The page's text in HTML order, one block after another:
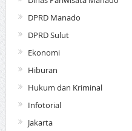
DPRD Manado
DPRD Sulut
Ekonomi
Hiburan
Hukum dan Kriminal
Infotorial
Jakarta